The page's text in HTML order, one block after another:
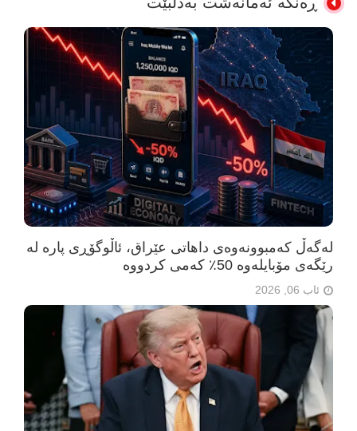
لەگەڵ کەمبوونەوەی داهاتی عێراق، ئاڵوگۆڕی پارە لە
رێگەی مۆبایلەوە 50٪ کەمی کردووە
ئاب 06, 2026